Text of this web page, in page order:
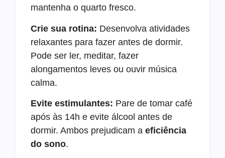
mantenha o quarto fresco.
Crie sua rotina: Desenvolva atividades
relaxantes para fazer antes de dormir.
Pode ser ler, meditar, fazer
alongamentos leves ou ouvir música
calma.
Evite estimulantes: Pare de tomar café
após às 14h e evite álcool antes de
dormir. Ambos prejudicam a eficiência
do sono.